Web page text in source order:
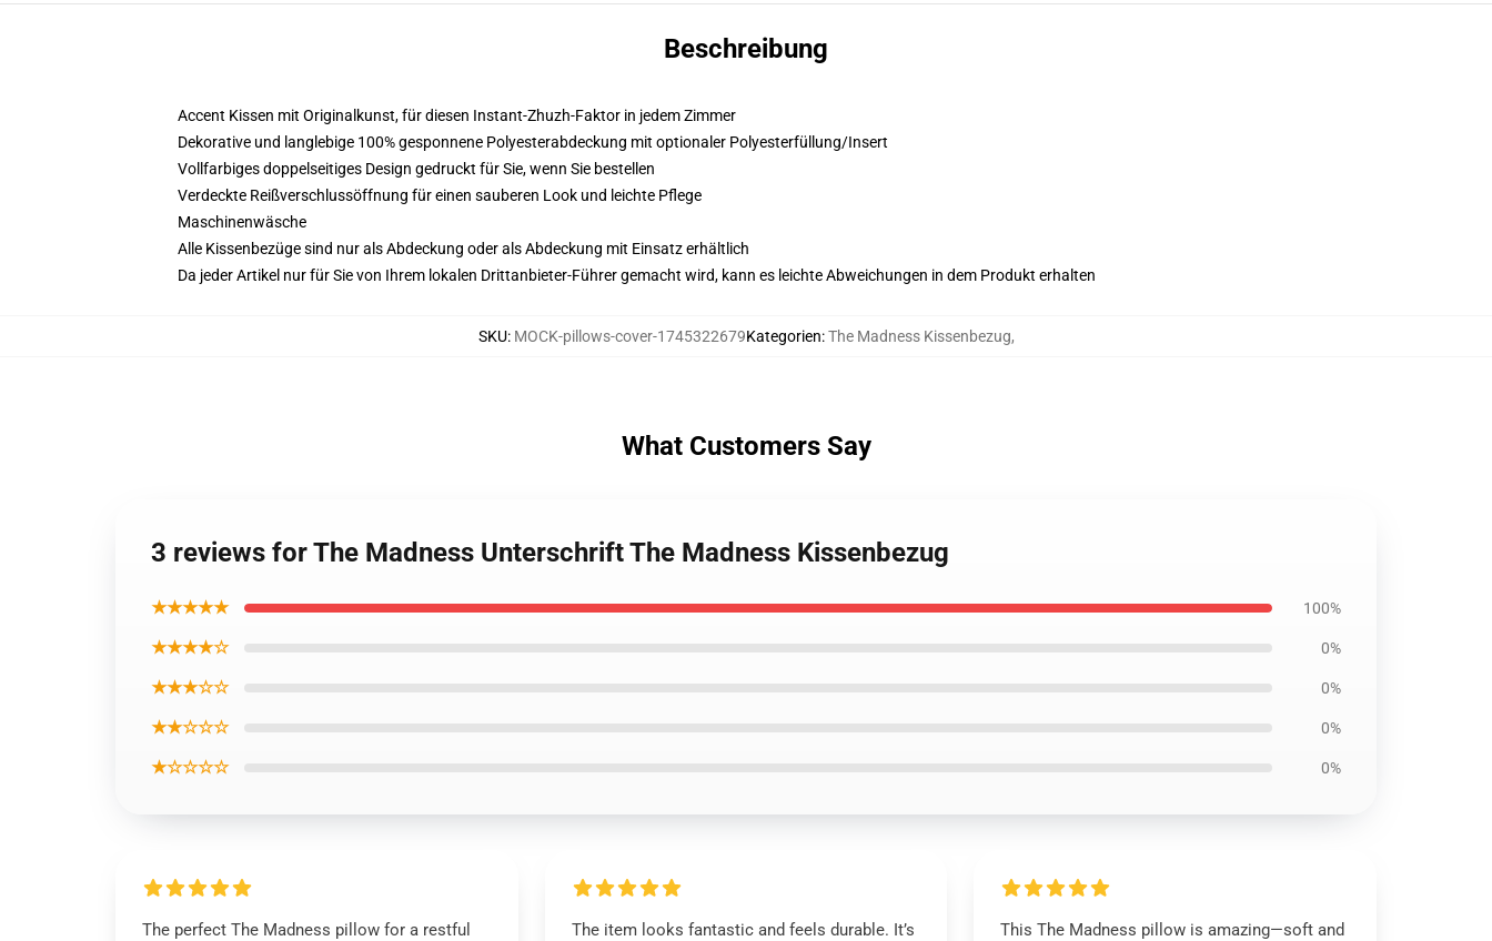
Beschreibung
Accent Kissen mit Originalkunst, für diesen Instant-Zhuzh-Faktor in jedem Zimmer
Dekorative und langlebige 100% gesponnene Polyesterabdeckung mit optionaler Polyesterfüllung/Insert
Vollfarbiges doppelseitiges Design gedruckt für Sie, wenn Sie bestellen
Verdeckte Reißverschlussöffnung für einen sauberen Look und leichte Pflege
Maschinenwäsche
Alle Kissenbezüge sind nur als Abdeckung oder als Abdeckung mit Einsatz erhältlich
Da jeder Artikel nur für Sie von Ihrem lokalen Drittanbieter-Führer gemacht wird, kann es leichte Abweichungen in dem Produkt erhalten
SKU: MOCK-pillows-cover-1745322679Kategorien:The Madness Kissenbezug,
What Customers Say
3 reviews for The Madness Unterschrift The Madness Kissenbezug
★★★★★ 100%
★★★★☆ 0%
★★★☆☆ 0%
★★☆☆☆ 0%
★☆☆☆☆ 0%
The perfect The Madness pillow for a restful
The item looks fantastic and feels durable. It’s
This The Madness pillow is amazing—soft and